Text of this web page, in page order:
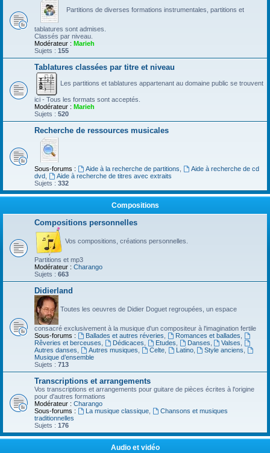
Partitions de diverses formations instrumentales, partitions et
tablatures sont admises.
Classés par niveau.
Modérateur : Marieh
Sujets : 155
Tablatures classées par titre et niveau
Les partitions et tablatures appartenant au domaine public se trouvent
ici - Tous les formats sont acceptés.
Modérateur : Marieh
Sujets : 520
Recherche de ressources musicales
Sous-forums : Aide à la recherche de partitions
Aide à recherche de cd
dvd
Aide à recherche de titres avec extraits
Sujets : 332
Compositions
Compositions personnelles
Vos compositions, créations personnelles.
Partitions et mp3
Modérateur : Charango
Sujets : 663
Didierland
Toutes les oeuvres de Didier Doguet regroupées, un espace
consacré exclusivement à la musique d'un compositeur à l'imagination fertile
Sous-forums :
Ballades et autres réveries Romances et ballades
Rêveries et berceuses
Dédicaces Etudes Danses Valses
Autres danses
Autres musiques Celte, Latino, Style anciens
Musique d’ensemble
Sujets : 713
Transcriptions et arrangements
Vos transcriptions et arrangements pour guitare de pièces écrites à l'origine
pour d'autres formations
Modérateur : Charango
Sous-forums :
La musique classique,
Chansons et musiques
traditionnelles
Sujets : 176
Audio et vidéo